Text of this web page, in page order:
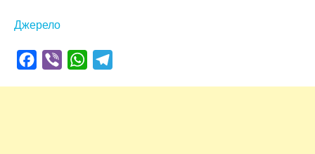
Джерело
Facebook
Viber WhatsApp